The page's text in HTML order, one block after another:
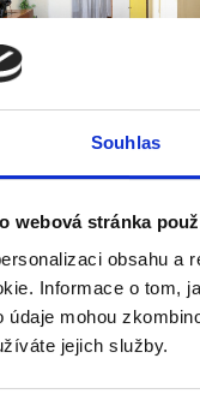
Souhlas
webová stránka
obsahu a
Informace o tom,
údaje mohou
jejich služby.